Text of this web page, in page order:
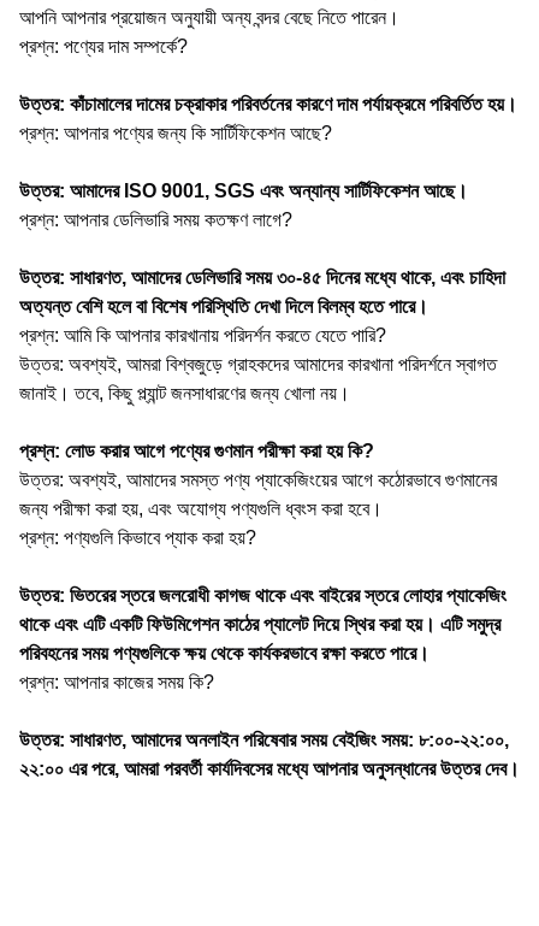
আপনি আপনার প্রয়োজন অনুযায়ী অন্য বন্দর বেছে নিতে পারেন।
প্রশ্ন: পণ্যের দাম সম্পর্কে?
উত্তর: কাঁচামালের দামের চক্রাকার পরিবর্তনের কারণে দাম পর্যায়ক্রমে পরিবর্তিত হয়।
প্রশ্ন: আপনার পণ্যের জন্য কি সার্টিফিকেশন আছে?
উত্তর: আমাদের ISO 9001, SGS এবং অন্যান্য সার্টিফিকেশন আছে।
প্রশ্ন: আপনার ডেলিভারি সময় কতক্ষণ লাগে?
উত্তর: সাধারণত, আমাদের ডেলিভারি সময় ৩০-৪৫ দিনের মধ্যে থাকে, এবং চাহিদা
অত্যন্ত বেশি হলে বা বিশেষ পরিস্থিতি দেখা দিলে বিলম্ব হতে পারে।
প্রশ্ন: আমি কি আপনার কারখানায় পরিদর্শন করতে যেতে পারি?
উত্তর: অবশ্যই, আমরা বিশ্বজুড়ে গ্রাহকদের আমাদের কারখানা পরিদর্শনে স্বাগত
জানাই। তবে, কিছু প্ল্যান্ট জনসাধারণের জন্য খোলা নয়।
প্রশ্ন: লোড করার আগে পণ্যের গুণমান পরীক্ষা করা হয় কি?
উত্তর: অবশ্যই, আমাদের সমস্ত পণ্য প্যাকেজিংয়ের আগে কঠোরভাবে গুণমানের
জন্য পরীক্ষা করা হয়, এবং অযোগ্য পণ্যগুলি ধ্বংস করা হবে।
প্রশ্ন: পণ্যগুলি কিভাবে প্যাক করা হয়?
উত্তর: ভিতরের স্তরে জলরোধী কাগজ থাকে এবং বাইরের স্তরে লোহার প্যাকেজিং
থাকে এবং এটি একটি ফিউমিগেশন কাঠের প্যালেট দিয়ে স্থির করা হয়। এটি সমুদ্র
পরিবহনের সময় পণ্যগুলিকে ক্ষয় থেকে কার্যকরভাবে রক্ষা করতে পারে।
প্রশ্ন: আপনার কাজের সময় কি?
উত্তর: সাধারণত, আমাদের অনলাইন পরিষেবার সময় বেইজিং সময়: ৮:০০-২২:০০,
২২:০০ এর পরে, আমরা পরবর্তী কার্যদিবসের মধ্যে আপনার অনুসন্ধানের উত্তর দেব।